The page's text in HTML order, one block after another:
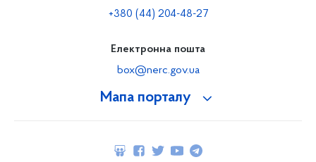
Мапа порталу
+380 (44) 204-48-27
Електронна пошта
box@nerc.gov.ua